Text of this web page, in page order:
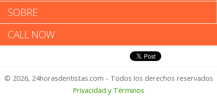
First Nations Community
Health: Califica tu Experiencia
1 – No Feliz
SOBRE
CALL NOW
© 2026, 24horasdentistas.com - Todos los derechos reservados
Privacidad y Términos